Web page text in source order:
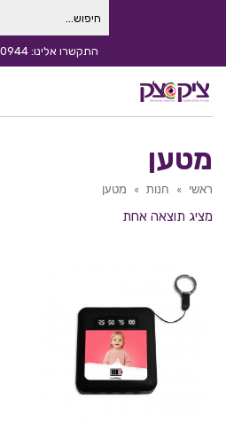
עבור: התקשרו אלינו: 0534380944
מטען
ראשי » חנות » מטען
מציג תוצאה אחת